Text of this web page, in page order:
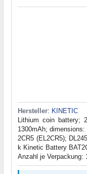
Hersteller: KINETIC
Lithium coin battery;
1300mAh;
2CR5 (EL2CR5);
k Kinetic Battery
Anzahl je Verpackung: